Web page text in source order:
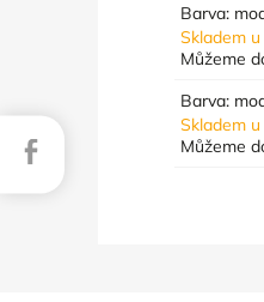
Barva:
Skladem
Můžeme
Barva:
Skladem
Můžeme